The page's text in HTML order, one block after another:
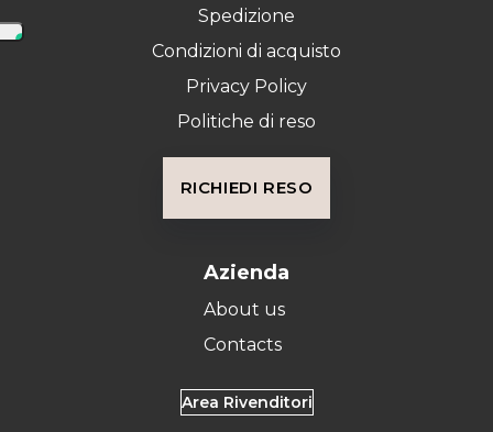
Spedizione
Condizioni di acquisto
Privacy Policy
Politiche di reso
RICHIEDI RESO
Azienda
About us
Contacts
Area Rivenditori